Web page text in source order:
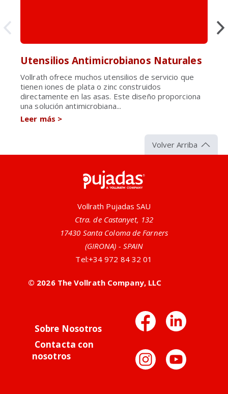
Utensilios Antimicrobianos Naturales
Vollrath ofrece muchos utensilios de servicio que
tienen iones de plata o zinc construidos
directamente en las asas. Este diseño proporciona
una solución antimicrobiana...
Leer más >
Volver Arriba
Vollrath Pujadas SAU
Ctra. de Castanyet, 132
17430 Santa Coloma de Farners
(GIRONA) - SPAIN
Tel:+34 972 84 32 01
© 2026 The Vollrath Company, LLC
Sobre Nosotros
Contacta con
nosotros